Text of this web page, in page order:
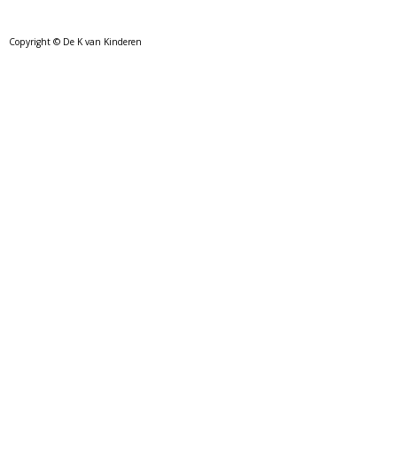
Copyright © De K van Kinderen